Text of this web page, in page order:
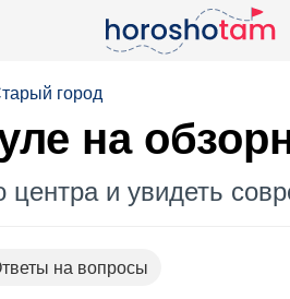
город
на
центра и увидеть
на вопросы